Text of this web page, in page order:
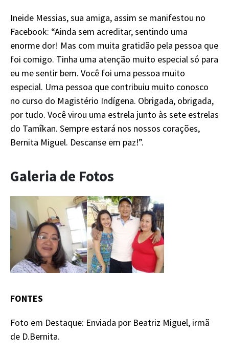
Ineide Messias, sua amiga, assim se manifestou no
Facebook: “Ainda sem acreditar, sentindo uma
enorme dor! Mas com muita gratidão pela pessoa que
foi comigo. Tinha uma atenção muito especial só para
eu me sentir bem. Você foi uma pessoa muito
especial. Uma pessoa que contribuiu muito conosco
no curso do Magistério Indígena. Obrigada, obrigada,
por tudo. Você virou uma estrela junto às sete estrelas
do Tamîkan. Sempre estará nos nossos corações,
Bernita Miguel. Descanse em paz!”.
Galeria de Fotos
FONTES
Foto em Destaque: Enviada por Beatriz Miguel, irmã
de D.Bernita.